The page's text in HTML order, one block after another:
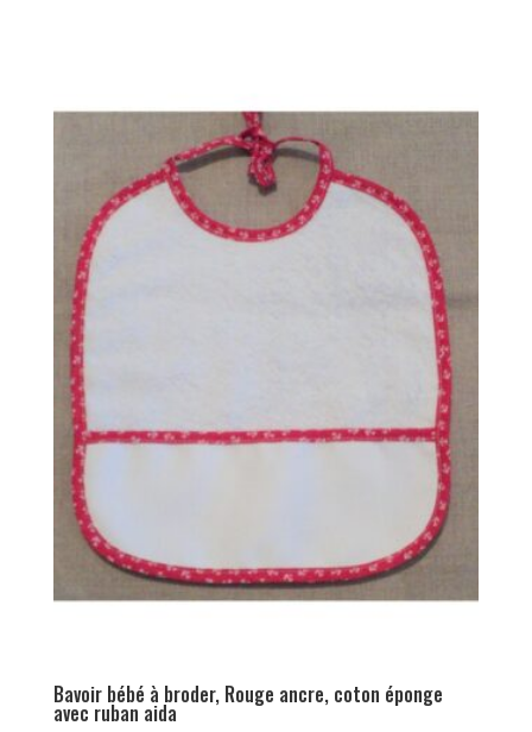
Bavoir bébé à broder, Rouge ancre, coton éponge
avec ruban aida